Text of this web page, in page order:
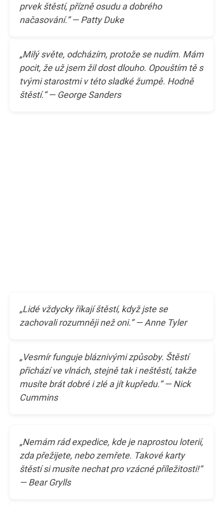
prvek štěstí, přízně osudu a dobrého
načasování.“ — Patty Duke
„Milý světe, odcházím, protože se nudím. Mám
pocit, že už jsem žil dost dlouho. Opouštím tě s
tvými starostmi v této sladké žumpě. Hodně
štěstí.“ — George Sanders
„Lidé vždycky říkají štěstí, když jste se
zachovali rozumněji než oni.“ — Anne Tyler
„Vesmír funguje bláznivými způsoby. Štěstí
přichází ve vlnách, stejně tak i neštěstí, takže
musíte brát dobré i zlé a jít kupředu.“ — Nick
Cummins
„Nemám rád expedice, kde je naprostou loterií,
zda přežijete, nebo zemřete. Takové karty
štěstí si musíte nechat pro vzácné příležitosti!“
— Bear Grylls